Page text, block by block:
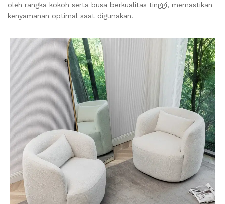
oleh rangka kokoh serta busa berkualitas tinggi, memastikan
kenyamanan optimal saat digunakan.